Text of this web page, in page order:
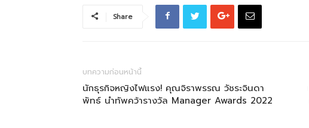
Share
บทความก่อนหน้านี้
นักธุรกิจหญิงไฟแรง! คุณจิราพรรณ วัชระจินดา
พัทธ์ นำทัพคว้ารางวัล Manager Awards 2022